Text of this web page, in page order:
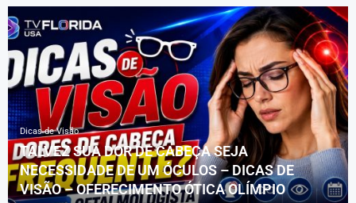
Dicas de Visão
TALVEZ SUA DOR DE CABEÇA SEJA
NECESSIDADE DE UM ÓCULOS – DICAS DE
VISÃO – OFERECIMENTO ÓTICA OLÍMPIO